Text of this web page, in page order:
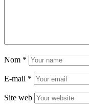
Nom *
E-mail *
Site web